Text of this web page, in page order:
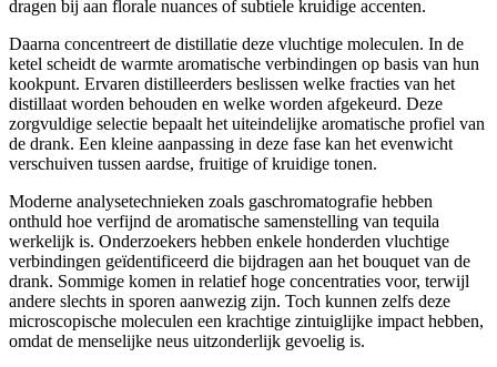
dragen bij aan florale nuances of subtiele kruidige accenten.
Daarna concentreert de distillatie deze vluchtige moleculen. In de
ketel scheidt de warmte aromatische verbindingen op basis van hun
kookpunt. Ervaren distilleerders beslissen welke fracties van het
distillaat worden behouden en welke worden afgekeurd. Deze
zorgvuldige selectie bepaalt het uiteindelijke aromatische profiel van
de drank. Een kleine aanpassing in deze fase kan het evenwicht
verschuiven tussen aardse, fruitige of kruidige tonen.
Moderne analysetechnieken zoals gaschromatografie hebben
onthuld hoe verfijnd de aromatische samenstelling van tequila
werkelijk is. Onderzoekers hebben enkele honderden vluchtige
verbindingen geïdentificeerd die bijdragen aan het bouquet van de
drank. Sommige komen in relatief hoge concentraties voor, terwijl
andere slechts in sporen aanwezig zijn. Toch kunnen zelfs deze
microscopische moleculen een krachtige zintuiglijke impact hebben,
omdat de menselijke neus uitzonderlijk gevoelig is.